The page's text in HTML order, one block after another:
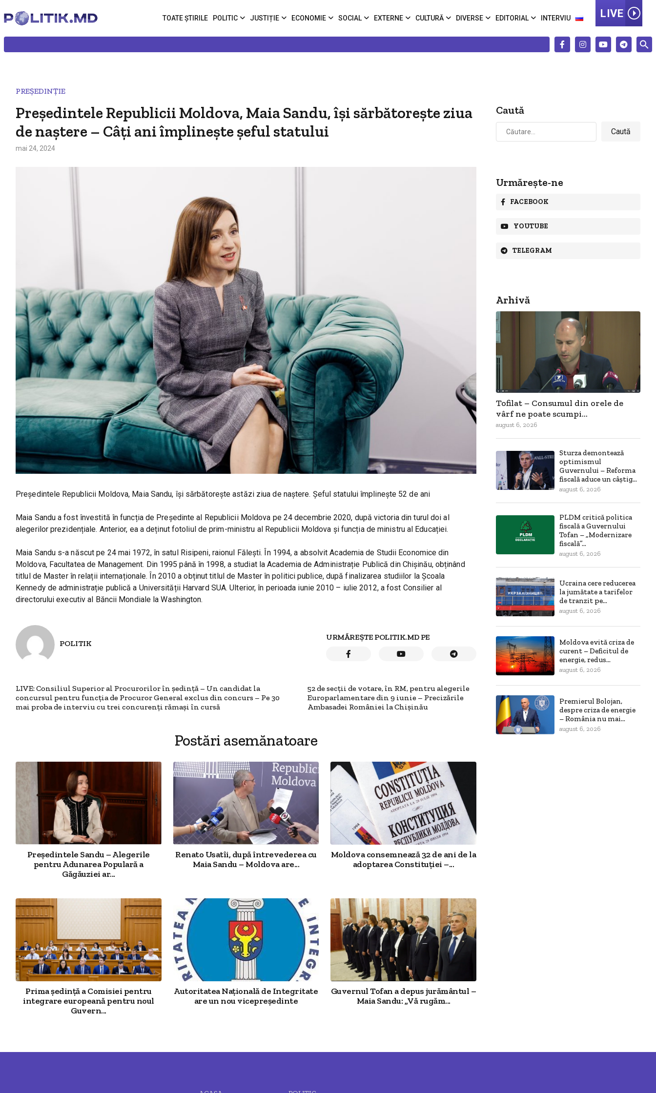
TOATE ȘTIRILE POLITIC JUSTIȚIE ECONOMIE SOCIAL EXTERNE CULTURĂ DIVERSE EDITORIAL INTERVIU LIVE
PREȘEDINȚIE
Președintele Republicii Moldova, Maia Sandu, își sărbătorește ziua
de naștere – Câți ani împlinește șeful statului
mai 24, 2024
Președintele Republicii Moldova, Maia Sandu, își sărbătorește astăzi ziua de naștere. Șeful statului împlinește 52 de ani
Maia Sandu a fost învestită în funcția de Președinte al Republicii Moldova pe 24 decembrie 2020, după victoria din turul doi al
alegerilor prezidențiale. Anterior, ea a deținut fotoliul de prim-ministru al Republicii Moldova și funcția de ministru al Educației.
Maia Sandu s-a născut pe 24 mai 1972, în satul Risipeni, raionul Fălești. În 1994, a absolvit Academia de Studii Economice din
Moldova, Facultatea de Management. Din 1995 până în 1998, a studiat la Academia de Administrație Publică din Chișinău, obținând
titlul de Master în relații internaționale. În 2010 a obținut titlul de Master în politici publice, după finalizarea studiilor la Școala
Kennedy de administrație publică a Universității Harvard SUA. Ulterior, în perioada iunie 2010 – iulie 2012, a fost Consilier al
directorului executiv al Băncii Mondiale la Washington.
POLITIK
URMĂREȘTE POLITIK.MD PE
LIVE: Consiliul Superior al Procurorilor în ședință – Un candidat la
concursul pentru funcția de Procuror General exclus din concurs – Pe 30
mai proba de interviu cu trei concurenți rămași în cursă
52 de secții de votare, în RM, pentru alegerile
Europarlamentare din 9 iunie – Precizările
Ambasadei României la Chișinău
Postări asemănatoare
Președintele Sandu – Alegerile
pentru Adunarea Populară a
Găgăuziei ar...
Renato Usatîi, după întrevederea cu
Maia Sandu – Moldova are...
Moldova consemnează 32 de ani de la
adoptarea Constituției –...
Prima ședință a Comisiei pentru
integrare europeană pentru noul
Guvern...
Autoritatea Națională de Integritate
are un nou vicepreședinte
Guvernul Tofan a depus jurământul –
Maia Sandu: „Vă rugăm...
Caută
Caută
după:
Urmărește-ne
FACEBOOK
YOUTUBE
TELEGRAM
Arhivă
Tofilat – Consumul din orele de
vârf ne poate scumpi...
august 6, 2026
Sturza demontează
optimismul
Guvernului – Reforma
fiscală aduce un câștig...
august 6, 2026
PLDM critică politica
fiscală a Guvernului
Tofan – „Modernizare
fiscală”...
august 6, 2026
Ucraina cere reducerea
la jumătate a tarifelor
de tranzit pe...
august 6, 2026
Moldova evită criza de
curent – Deficitul de
energie, redus...
august 6, 2026
Premierul Bolojan,
despre criza de energie
– România nu mai...
august 6, 2026